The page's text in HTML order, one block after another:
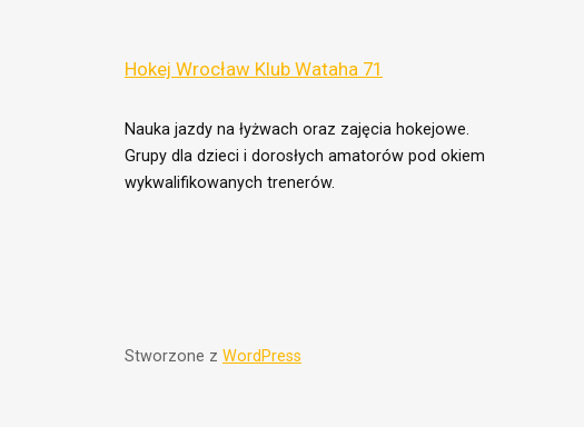
Hokej Wrocław Klub Wataha 71
Nauka jazdy na łyżwach oraz zajęcia hokejowe.
Grupy dla dzieci i dorosłych amatorów pod okiem
wykwalifikowanych trenerów.
Stworzone z WordPress